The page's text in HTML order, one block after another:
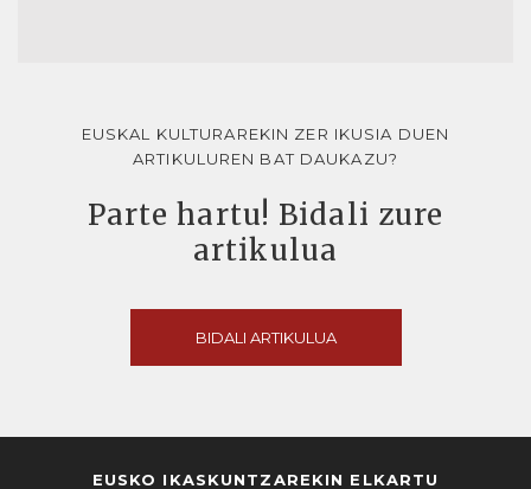
EUSKAL KULTURAREKIN ZER IKUSIA DUEN
ARTIKULUREN BAT DAUKAZU?
Parte hartu! Bidali zure
artikulua
BIDALI ARTIKULUA
EUSKO IKASKUNTZAREKIN ELKARTU